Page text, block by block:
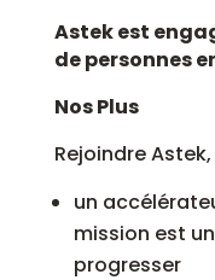
Astek est
de personnes
Nos Plus
Rejoindre
un
mission est
progresser